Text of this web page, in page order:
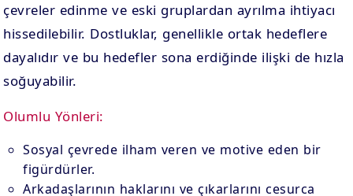
çevreler edinme ve eski gruplardan ayrılma ihtiyacı
hissedilebilir. Dostluklar, genellikle ortak hedeflere
dayalıdır ve bu hedefler sona erdiğinde ilişki de hızla
soğuyabilir.
Olumlu Yönleri:
Sosyal çevrede ilham veren ve motive eden bir
figürdürler.
Arkadaşlarının haklarını ve çıkarlarını cesurca